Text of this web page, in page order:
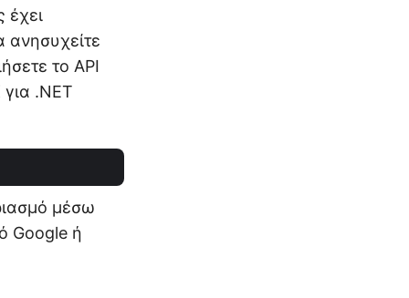
έχει
ανησυχείτε
το API
.NET
μέσω
Google ή